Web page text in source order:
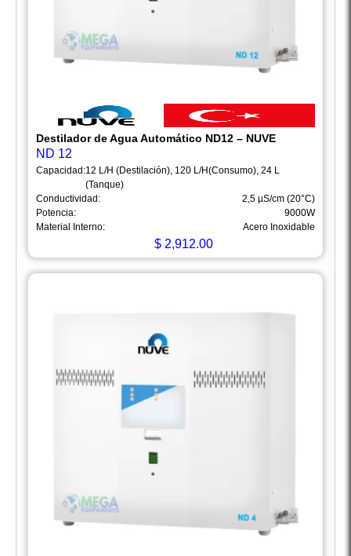
Destilador de Agua Automático ND12 – NUVE
ND 12
Capacidad:12 L/H (Destilación), 120 L/H(Consumo), 24 L
(Tanque)
Conductividad:
2,5 µS/cm (20°C)
Potencia:
9000W
Material Interno:
Acero Inoxidable
$2,912.00